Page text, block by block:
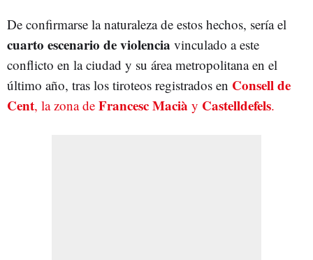
De confirmarse la naturaleza de estos hechos, sería el
cuarto escenario de violencia vinculado a este
conflicto en la ciudad y su área metropolitana en el
último año, tras los tiroteos registrados en Consell de
Cent, la zona de Francesc Macià y Castelldefels.